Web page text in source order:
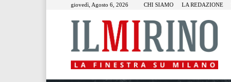
giovedì, Agosto 6, 2026 CHI SIAMO LA REDAZIONE